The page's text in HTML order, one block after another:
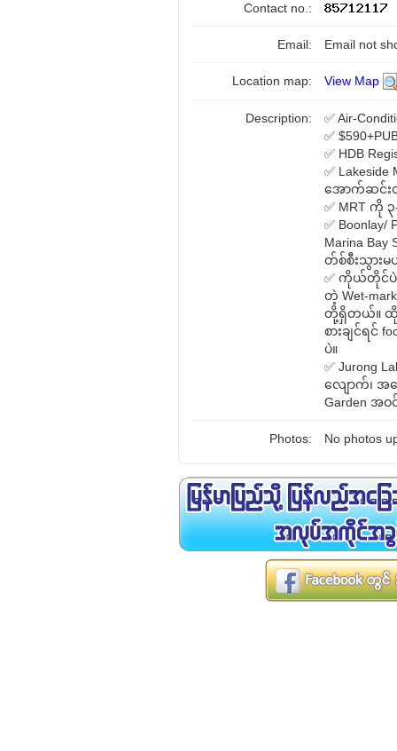
Contact no.:
Email: Email not
Location map: View Map
Description:
✅ Air-
✅
✅ HDB
✅
အောက်ဆင်း
✅ MRT ကို
✅
Marina
တ်စ်စီးသွား
✅ ကိုယ်တိုင်
တဲ့ Wet-
တို့ရှိတယ်။ ထိုင်
စားချင်ရင်
ပဲ။
✅ Jurong
လျောက်၊ အပ
Garden အဝ
Photos: No photos